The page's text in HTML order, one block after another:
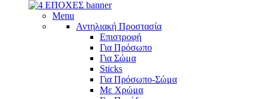
Menu
Αντηλιακή Προστασία
Επιστροφή
Για Πρόσωπο
Για Σώμα
Sticks
Για Πρόσωπο-Σώμα
Με Χρώμα